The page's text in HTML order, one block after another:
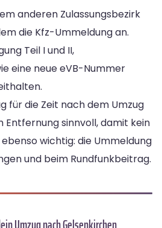
anderen Zulassungsbezirk
die Kfz-Ummeldung an.
Teil I und II,
eine neue eVB-Nummer
für die Zeit nach dem Umzug
Entfernung sinnvoll, damit kein
wichtig: die Ummeldung
und beim Rundfunkbeitrag.